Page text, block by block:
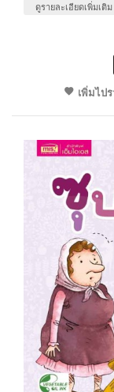
ดูรายละเอียดเพิ่มเติม
เพิ่มไป